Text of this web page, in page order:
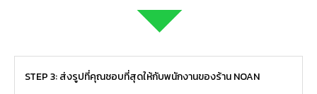
STEP 3: ส่งรูปที่คุณชอบที่สุดให้กับพนักงานของร้าน NOAN